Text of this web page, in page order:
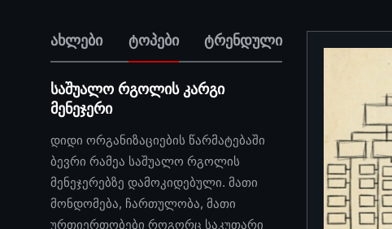
ახლები ტოპები ტრენდული
საშუალო რგოლის კარგი
მენეჯერი
დიდი ორგანიზაციების წარმატებაში
ბევრი რამეა საშუალო რგოლის
მენეჯერებზე დამოკიდებული. მათი
მონდომება, ჩართულობა, მათი
ურთიერთობები როგორც საკუთარი